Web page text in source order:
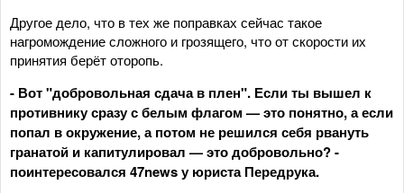
Другое дело, что в тех же поправках сейчас такое
нагромождение сложного и грозящего, что от скорости их
принятия берёт оторопь.
- Вот "добровольная сдача в плен". Если ты вышел к
противнику сразу с белым флагом — это понятно, а если
попал в окружение, а потом не решился себя рвануть
гранатой и капитулировал — это добровольно? -
поинтересовался 47news у юриста Передрука.